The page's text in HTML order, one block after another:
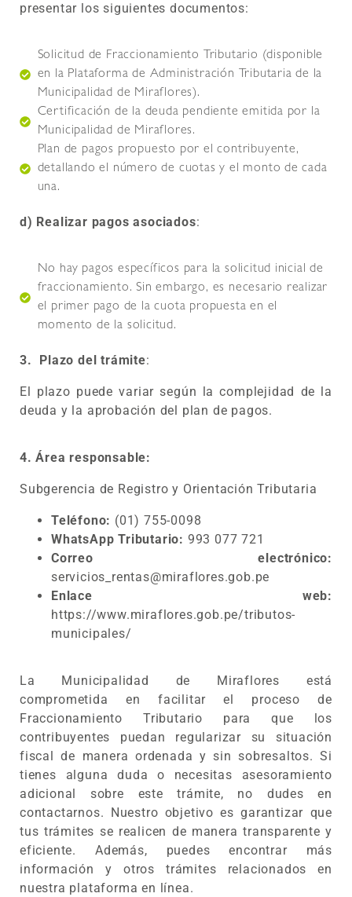
presentar los siguientes documentos:
Solicitud de Fraccionamiento Tributario (disponible
en la Plataforma de Administración Tributaria de la
Municipalidad de Miraflores).
Certificación de la deuda pendiente emitida por la
Municipalidad de Miraflores.
Plan de pagos propuesto por el contribuyente,
detallando el número de cuotas y el monto de cada
una.
d) Realizar pagos asociados:
No hay pagos específicos para la solicitud inicial de
fraccionamiento. Sin embargo, es necesario realizar
el primer pago de la cuota propuesta en el
momento de la solicitud.
3. P lazo del trámite:
El plazo puede variar según la complejidad de la
deuda y la aprobación del plan de pagos.
4.Área responsable:
Subgerencia de Registro y Orientación Tributaria
Teléfono: (01) 755-0098
WhatsApp Tributario: 993 077 721
Correo electrónico:
servicios_rentas@miraflores.gob.pe
Enlace web:
https://www.miraflores.gob.pe/tributos-
municipales/
La Municipalidad de Miraflores está
comprometida en facilitar el proceso de
Fraccionamiento Tributario para que los
contribuyentes puedan regularizar su situación
fiscal de manera ordenada y sin sobresaltos. Si
tienes alguna duda o necesitas asesoramiento
adicional sobre este trámite, no dudes en
contactarnos. Nuestro objetivo es garantizar que
tus trámites se realicen de manera transparente y
eficiente. Además, puedes encontrar más
información y otros trámites relacionados en
nuestra plataforma en línea.